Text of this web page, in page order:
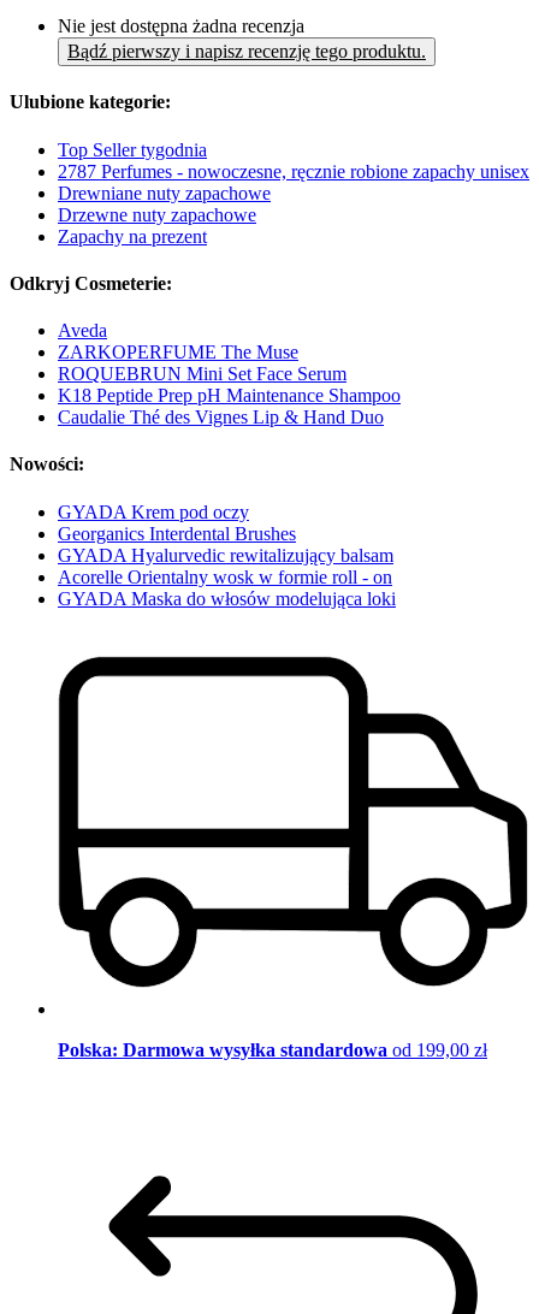
Nie jest dostępna żadna recenzja
Bądź pierwszy i napisz recenzję tego produktu.
Ulubione kategorie:
Top Seller tygodnia
2787 Perfumes - nowoczesne, ręcznie robione zapachy unisex
Drewniane nuty zapachowe
Drzewne nuty zapachowe
Zapachy na prezent
Odkryj Cosmeterie:
Aveda
ZARKOPERFUME The Muse
ROQUEBRUN Mini Set Face Serum
K18 Peptide Prep pH Maintenance Shampoo
Caudalie Thé des Vignes Lip & Hand Duo
Nowości:
GYADA Krem pod oczy
Georganics Interdental Brushes
GYADA Hyalurvedic rewitalizujący balsam
Acorelle Orientalny wosk w formie roll - on
GYADA Maska do włosów modelująca loki
Polska: Darmowa wysyłka standardowa od 199,00 zł